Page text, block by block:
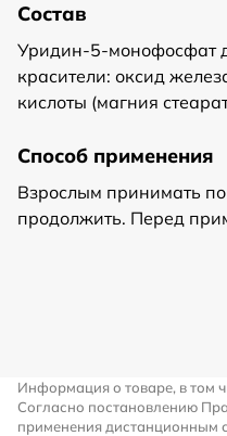
Состав
Уридин-5-монофосфат
красители: оксид
кислоты (магния
Способ применения
Взрослым принимать
продолжить. Перед
Информация о товаре, в том
Согласно постановлению
применения дистанционным